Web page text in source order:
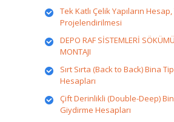
Tek Katlı Çelik Yapıların
Projelendirilmesi
DEPO RAF SİSTEMLERİ
MONTAJI
Sırt Sırta (Back to Back) Bina
Hesapları
Çift Derinlikli (Double-Deep)
Giydirme Hesapları